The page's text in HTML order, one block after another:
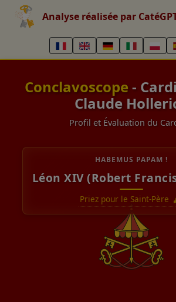
Analyse réalisée par
Conclavoscope -
Claude
Profil et Évaluation du
HABEMUS PAPAM !
Léon XIV (Robert
Priez pour le Saint-Père